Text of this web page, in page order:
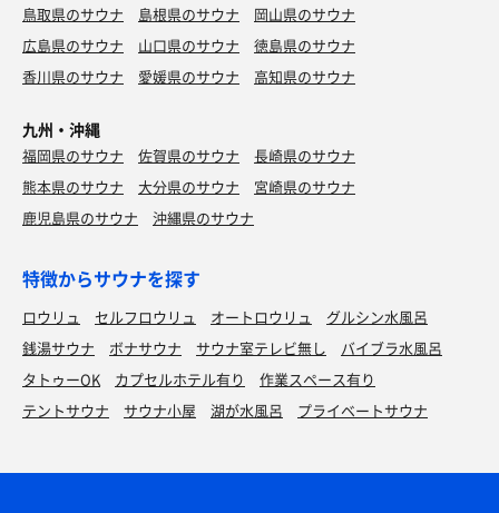
鳥取県のサウナ 島根県のサウナ
岡山県のサウナ
広島県のサウナ
山口県のサウナ
徳島県のサウナ
香川県のサウナ
愛媛県のサウナ 高知県のサウナ
九州・沖縄
福岡県のサウナ 佐賀県のサウナ
長崎県のサウナ
熊本県のサウナ
大分県のサウナ
宮崎県のサウナ
鹿児島県のサウナ
沖縄県のサウナ
特徴からサウナを探す
ロウリュ セルフロウリュ オートロウリュ
グルシン水風呂
銭湯サウナ
ボナサウナ サウナ室テレビ無し
バイブラ水風呂
タトゥーOK
カプセルホテル有り
作業スペース有り
テントサウナ
サウナ小屋 湖が水風呂 プライベートサウナ